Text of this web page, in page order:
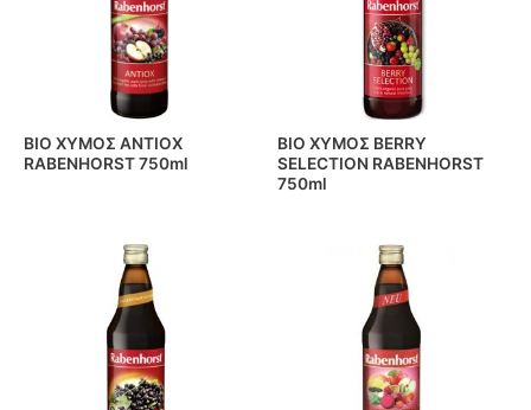
BIO ΧΥΜΟΣ ANTIOX
RABENHORST 750ml
BIO ΧΥΜΟΣ BERRY
SELECTION RABENHORST
750ml